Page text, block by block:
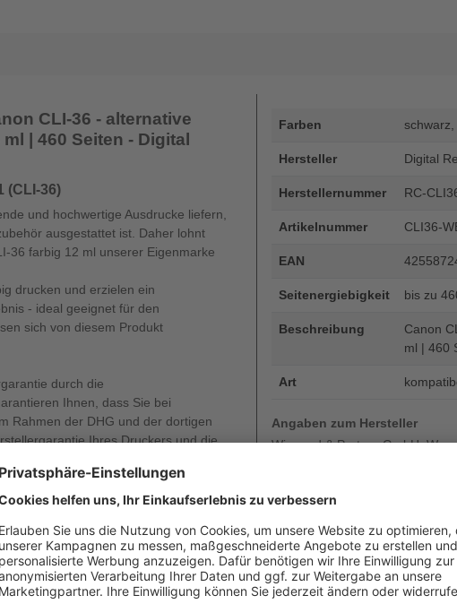
CLI-36 - alternative
| 460 Seiten - Digital
(CLI-36)
und hochwertige Ausdrucke liefern,
ausgestattet ist. Daher lohnt
36 farbig 12 ml unserer Eigenmarke
drucken und erzielen ein
- ideal geeignet für den
sich von diesem Produkt
durch die
Ihnen, dass Sie bei
Rahmen der DHG und der dortigen
Ihres Druckers und die
oder diese auch nur gemindert
Farben
Hersteller Digital
Herstellernummer RC-
Artikelnummer CLI36-
EAN
Seitenergiebigkeit bis zu
Beschreibung
Canon
ml | 460
Art
Angaben zum Hersteller
Wiegand & Partner GmbH,
Deutschland, E-Mail: